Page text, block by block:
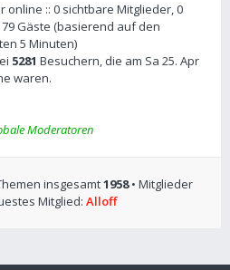
online :: 0 sichtbare Mitglieder, 0
Gäste (basierend auf den
5 Minuten)
5281 Besuchern, die am Sa 25. Apr
waren.
Moderatoren
insgesamt1958• Mitglieder
Mitglied: Alloff